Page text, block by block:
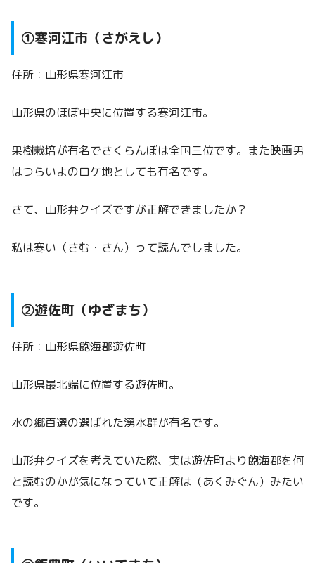
①寒河江市（さがえし）
住所：山形県寒河江市
山形県のほぼ中央に位置する寒河江市。
果樹栽培が有名でさくらんぼは全国三位です。また映画男
はつらいよのロケ地としても有名です。
さて、山形弁クイズですが正解できましたか？
私は寒い（さむ・さん）って読んでしました。
②遊佐町（ゆざまち）
住所：山形県飽海郡遊佐町
山形県最北端に位置する遊佐町。
水の郷百選の選ばれた湧水群が有名です。
山形弁クイズを考えていた際、実は遊佐町より飽海郡を何
と読むのかが気になっていて正解は（あくみぐん）みたい
です。